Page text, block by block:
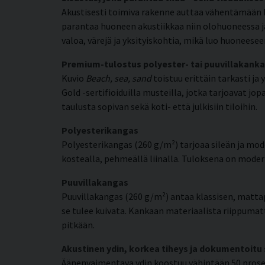
Akustisesti toimiva rakenne auttaa
parantaa huoneen akustiikkaa niin
valoa, värejä ja yksityiskohtia, mikä luo
Premium-tulostus polyester- tai
Kuvio Beach, sea, sandtoistuu erittäin tarkasti ja
Gold -sertifioiduilla musteilla, jotka tarjoavat
taulusta sopivan sekä koti- että julkisiin tiloihin.
Polyesterikangas
Polyesterikangas (260 g/m²) tarjoaa sileän ja
kostealla, pehmeällä liinalla. Tuloksena on
Puuvillakangas
Puuvillakangas (260 g/m²) antaa klassisen,
se tulee kuivata. Kankaan materiaalista
pitkään.
Akustinen ydin, korkea tiheys ja
Äänenvaimentava ydin koostuu vähintään 50